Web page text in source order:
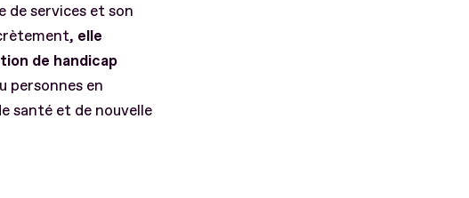
de services et son
elle
de handicap
personnes en
santé et de nouvelle